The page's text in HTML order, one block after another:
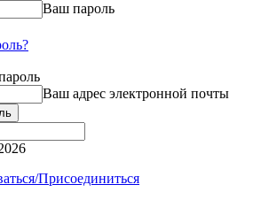
Ваш пароль
Ваш адрес электронной почты
Присоединиться